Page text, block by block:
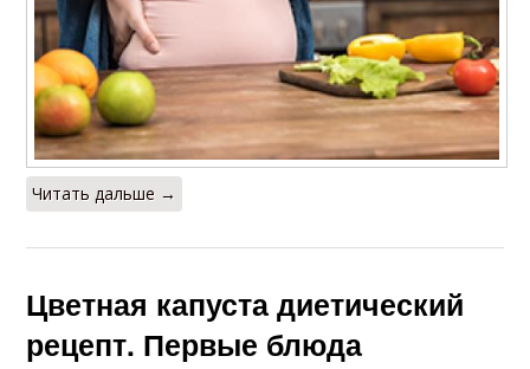
Читать дальше →
Цветная капуста диетический
рецепт. Первые блюда